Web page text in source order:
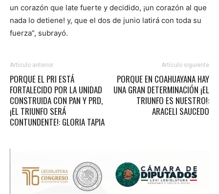
un corazón que late fuerte y decidido, ¡un corazón al que
nada lo detiene! y, que el dos de junio latirá con toda su
fuerza”, subrayó.
Artículo anterior
PORQUE EL PRI ESTÁ
FORTALECIDO POR LA UNIDAD
CONSTRUIDA CON PAN Y PRD,
¡EL TRIUNFO SERÁ
CONTUNDENTE!: GLORIA TAPIA
Artículo siguiente
PORQUE EN COAHUAYANA HAY
UNA GRAN DETERMINACIÓN ¡EL
TRIUNFO ES NUESTRO!:
ARACELI SAUCEDO